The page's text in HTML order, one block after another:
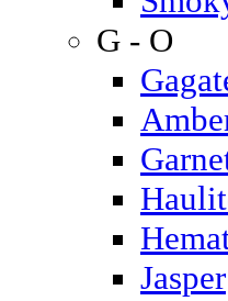
G - O
Jasper